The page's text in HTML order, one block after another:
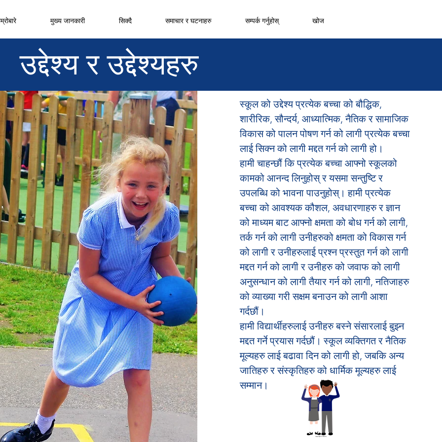
मुख्य जानकारी सिक्दै समाचार र घटनाहरु सम्पर्क गर्नुहोस् खोज
उद्देश्य र उद्देश्यहरु
स्कूल को उद्देश्य प्रत्येक बच्चा को बौद्धिक,
शारीरिक, सौन्दर्य, आध्यात्मिक, नैतिक र सामाजिक
विकास को पालन पोषण गर्न को लागी प्रत्येक बच्चा
लाई सिक्न को लागी मद्दत गर्न को लागी हो।
हामी चाहन्छौं कि प्रत्येक बच्चा आफ्नो स्कूलको
कामको आनन्द लिनुहोस् र यसमा सन्तुष्टि र
उपलब्धि को भावना पाउनुहोस्। हामी प्रत्येक
बच्चा को आवश्यक कौशल, अवधारणाहरु र ज्ञान
को माध्यम बाट आफ्नो क्षमता को बोध गर्न को लागी,
तर्क गर्न को लागी उनीहरुको क्षमता को विकास गर्न
को लागी र उनीहरुलाई प्रश्न प्रस्तुत गर्न को लागी
मद्दत गर्न को लागी र उनीहरु को जवाफ को लागी
अनुसन्धान को लागी तैयार गर्न को लागी, नतिजाहरु
को व्याख्या गरी सक्षम बनाउन को लागी आशा
गर्दछौं।
हामी विद्यार्थीहरुलाई उनीहरु बस्ने संसारलाई बुझ्न
मद्दत गर्ने प्रयास गर्दछौं। स्कूल व्यक्तिगत र नैतिक
मूल्यहरु लाई बढावा दिन को लागी हो, जबकि अन्य
जातिहरु र संस्कृतिहरु को धार्मिक मूल्यहरु लाई
सम्मान।